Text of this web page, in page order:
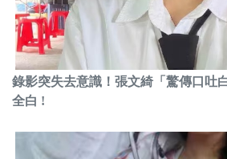
錄影突失去意識！張文綺「驚傳口吐
全白 !